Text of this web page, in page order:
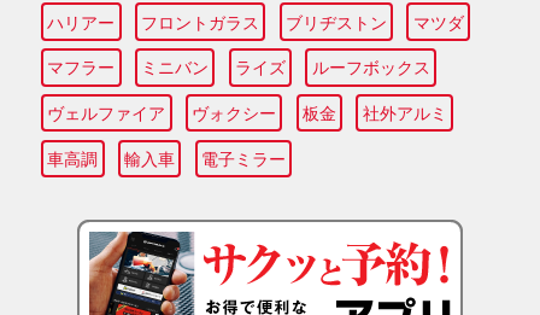
ハリアー フロントガラス ブリヂストン マツダ
マフラー ミニバン ライズ ルーフボックス
ヴェルファイア ヴォクシー 板金 社外アルミ
車高調 輸入車 電子ミラー